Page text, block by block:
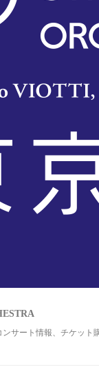
ンサート情報、チケッ